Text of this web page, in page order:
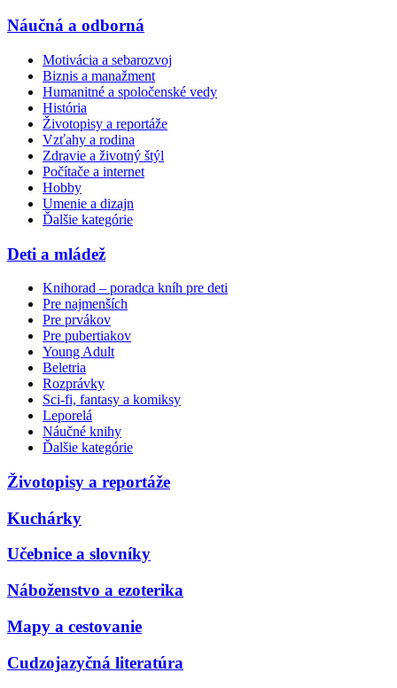
Náučná a odborná
Motivácia a sebarozvoj
Biznis a manažment
Humanitné a spoločenské vedy
História
Životopisy a reportáže
Vzťahy a rodina
Zdravie a životný štýl
Počítače a internet
Hobby
Umenie a dizajn
Ďalšie kategórie
Deti a mládež
Knihorad – poradca kníh pre deti
Pre najmenších
Pre prvákov
Pre pubertiakov
Young Adult
Beletria
Rozprávky
Sci-fi, fantasy a komiksy
Leporelá
Náučné knihy
Ďalšie kategórie
Životopisy a reportáže
Kuchárky
Učebnice a slovníky
Náboženstvo a ezoterika
Mapy a cestovanie
Cudzojazyčná literatúra